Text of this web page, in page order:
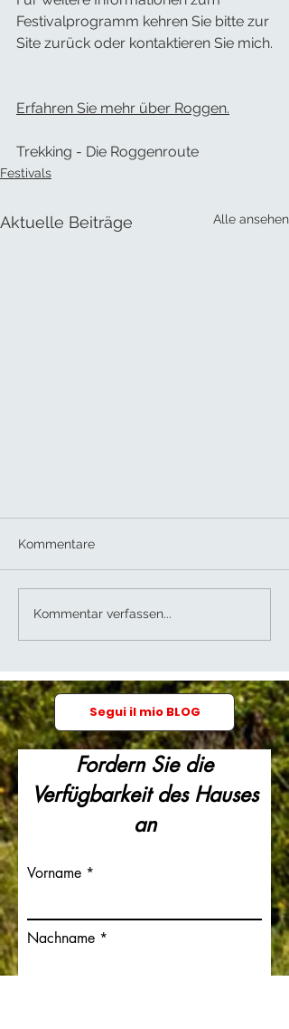
Festivalprogramm kehren Sie bitte zur
Site zurück oder kontaktieren Sie mich.
Erfahren Sie mehr über Roggen.
Trekking - Die Roggenroute
Festivals
Aktuelle Beiträge Alle ansehen
Kirschfest
Kommentare
Kommentar verfassen...
Segui il mio BLOG
Fordern Sie die
Verfügbarkeit des Hauses
an
Vorname
Nachname